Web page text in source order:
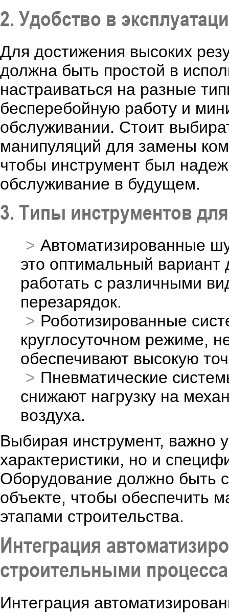
2. Удобство в
Для достижения высоких
должна быть простой в
настраиваться на разные
бесперебойную работу и
обслуживании. Стоит
манипуляций для замены
чтобы инструмент был
обслуживание в будущем.
3. Типы инструментов
Автоматизированные
это оптимальный
работать с различными
перезарядок.
Роботизированные
круглосуточном режиме,
обеспечивают высокую
Пневматические
снижают нагрузку на
воздуха.
Выбирая инструмент, важно
характеристики, но и
Оборудование должно быть
объекте, чтобы обеспечить
этапами строительства.
Интеграция
строительными
Интеграция